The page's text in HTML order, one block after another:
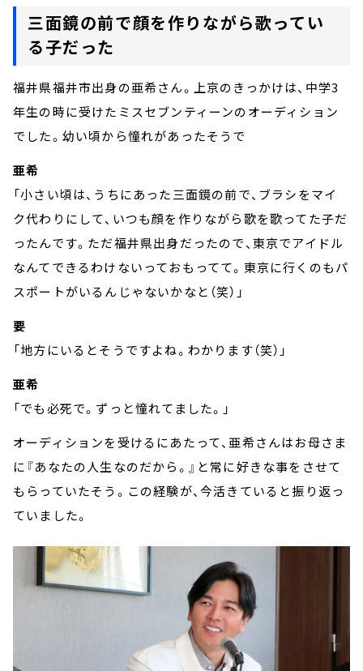
三面鏡の前で顔を作りながら歌ってい
る子だった
福井県福井市出身の亜希さん。上京のきっかけは、中学3
年生の時に受けたミスセブンティーンのオーディション
でした。幼い頃から憧れがあったそうで
亜希
「小さい頃は、うちにあった三面鏡の前で、ブラシをマイ
ク代わりにして、いつも顔を作りながら歌を歌ってた子だ
ったんです。ただ福井県出身だったので、東京でアイドル
なんてできるわけないっておもってて。東京に行くのもパ
スポートがいるんじゃないかなと（笑）」
要
「地方にいるとそうですよね。わかります（笑）」
亜希
「でも必死で。ずっと憧れてました。」
オーディションを受けるにあたって、亜希さんはお母さま
に『あなたの人生なのだから。』と常に好きな事をさせて
もらっていたそう。この経験が、今活きていると振り返っ
ていました。